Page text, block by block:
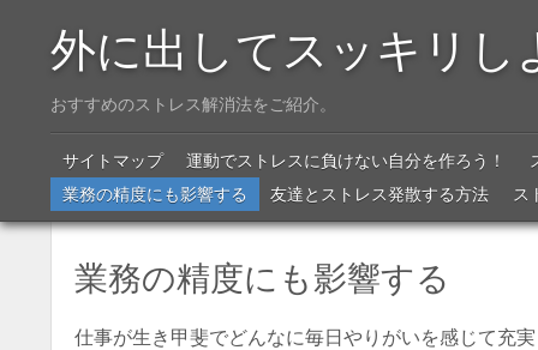
外に出してスッキリし
おすすめのストレス解消法をご紹介。
Menu
SKIP TO CONTENT
サイトマップ 運動でストレスに負けない自分を作ろう！
業務の精度にも影響する
友達とストレス発散する方法 ス
業務の精度にも影響する
仕事が生き甲斐でどんなに毎日やりがいを感じて充